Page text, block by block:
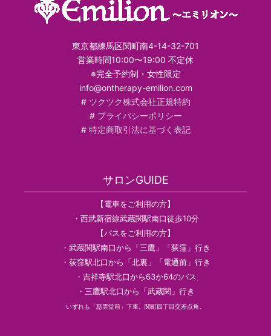
東京都練馬区関町南4-14-32-701
営業時間10:00〜19:00 不定休
※完全予約制・女性限定
info@ontherapy-emilion.com
# ツクツク株式会社正規特約
# プライバシーポリシー
# 特定商取引法に基づく表記
サロンGUIDE
【電車をご利用の方】
・西武新宿線武蔵関駅南口徒歩10分
【バスをご利用の方】
・武蔵関駅南口から「三鷹」「荻窪」行き
・荻窪駅北口から「北裏」「電通前」行き
・吉祥寺駅北口から63か64のバス
・三鷹駅北口から「武蔵関」行き
いずれも「慈雲堂前」下車。関町四丁目交差点角。